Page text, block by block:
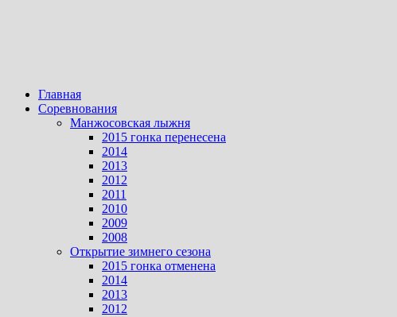
Главная
Соревнования
Манжосовская лыжня
2015 гонка перенесена
2014
2013
2012
2011
2010
2009
2008
Открытие зимнего сезона
2015 гонка отменена
2014
2013
2012